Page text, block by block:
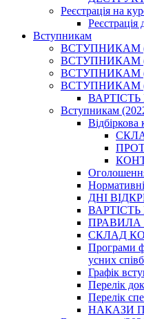
Реєстрація на
Реєстрація
Вступникам
ВСТУПНИКАМ
ВСТУПНИКАМ
ВСТУПНИКАМ
ВСТУПНИКАМ
Вступникам
Відбіркова
ДНІ
СКЛАД
Програми
усних
Графік
Перелік
Перелік
НАКАЗИ